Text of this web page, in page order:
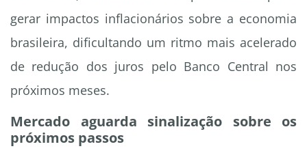
gerar impactos inflacionários sobre a economia
brasileira, dificultando um ritmo mais acelerado
de redução dos juros pelo Banco Central nos
próximos meses.
Mercado aguarda sinalização sobre os
próximos passos